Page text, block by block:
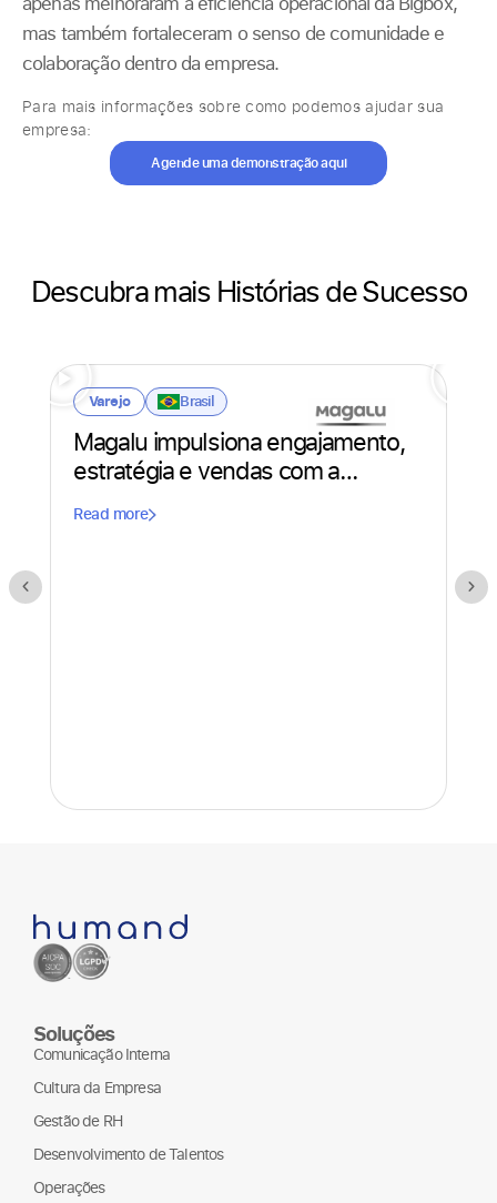
mas também fortaleceram o senso de comunidade e
colaboração dentro da empresa.
Para mais informações sobre como podemos ajudar sua
empresa:
Agende uma demonstração aqui
Descubra mais Histórias de Sucesso
Varejo Brasil
Magalu impulsiona engajamento,
estratégia e vendas com a
Humand
Read more
Soluções
Comunicação Interna
Cultura da Empresa
Gestão de RH
Desenvolvimento de Talentos
Operações